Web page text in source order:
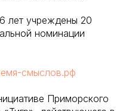
лет учреждены 20
номинации
смыслов.рф
Приморского